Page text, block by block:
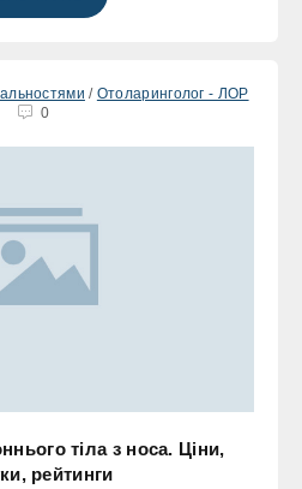
/ Отоларинголог - ЛОР
0
тіла з носа. Ціни,
рейтинги